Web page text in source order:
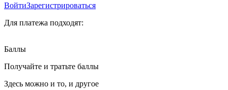
ВойтиЗарегистрироваться
Для платежа подходят:
Баллы
Получайте и тратьте баллы
Здесь можно и то, и другое